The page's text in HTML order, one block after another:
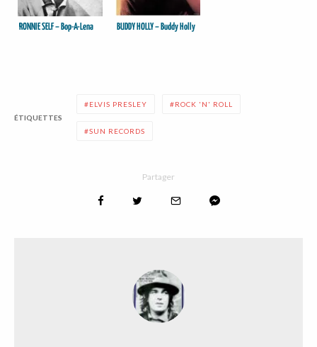
RONNIE SELF – Bop-A-Lena BUDDY HOLLY – Buddy Holly
ÉTIQUETTES
ELVIS PRESLEY ROCK 'N' ROLL
SUN RECORDS
Partager